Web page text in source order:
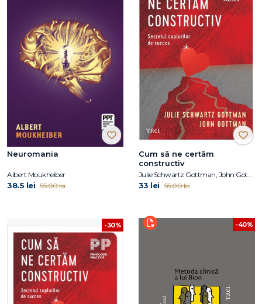
Neuromania
Albert Moukheiber
38.5 lei 55.00 lei
Cum să ne certăm
constructiv
33 lei 55.00 lei
-30% -40%